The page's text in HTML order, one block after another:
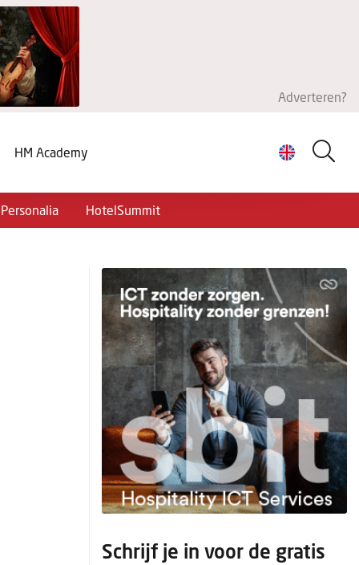
Adverteren?
HM Academy
Personalia HotelSummit
Schrijf je in voor de gratis